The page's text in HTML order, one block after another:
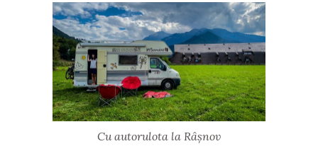
Cu autorulota la Râșnov